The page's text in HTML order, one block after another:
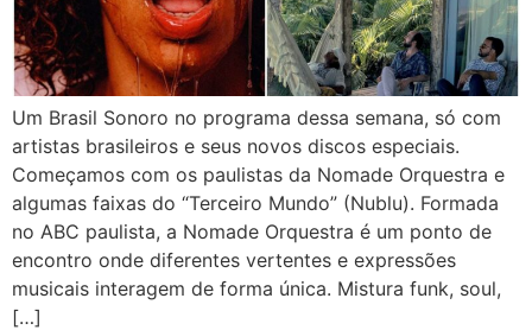
Um Brasil Sonoro no programa dessa semana, só com
artistas brasileiros e seus novos discos especiais.
Começamos com os paulistas da Nomade Orquestra e
algumas faixas do “Terceiro Mundo” (Nublu). Formada
no ABC paulista, a Nomade Orquestra é um ponto de
encontro onde diferentes vertentes e expressões
musicais interagem de forma única. Mistura funk, soul,
[…]